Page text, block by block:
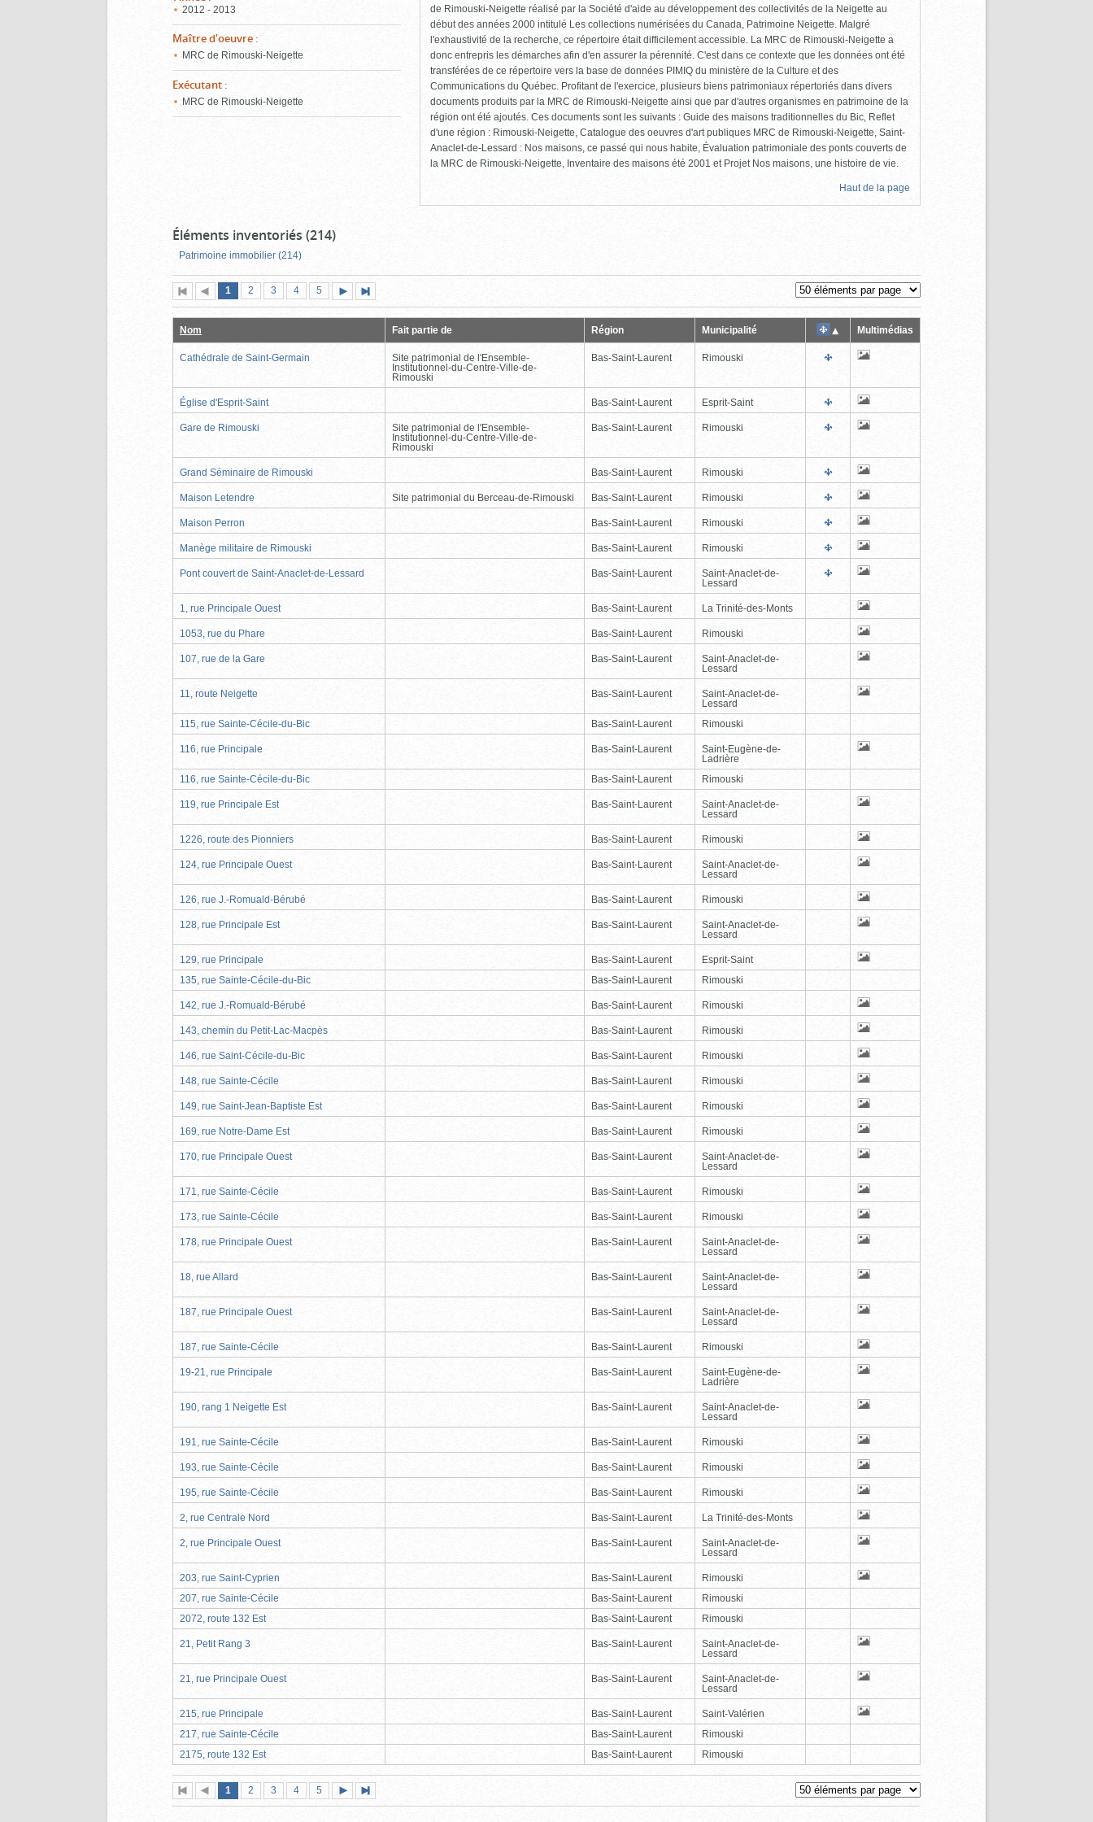
2012 - 2013
Maître d'oeuvre :
MRC de Rimouski-Neigette
Exécutant :
MRC de Rimouski-Neigette
de Rimouski-Neigette réalisé par la Société d'aide au développement des collectivités de la Neigette au
début des années 2000 intitulé Les collections numérisées du Canada, Patrimoine Neigette. Malgré
l'exhaustivité de la recherche, ce répertoire était difficilement accessible. La MRC de Rimouski-Neigette a
donc entrepris les démarches afin d'en assurer la pérennité. C'est dans ce contexte que les données ont été
transférées de ce répertoire vers la base de données PIMIQ du ministère de la Culture et des
Communications du Québec. Profitant de l'exercice, plusieurs biens patrimoniaux répertoriés dans divers
documents produits par la MRC de Rimouski-Neigette ainsi que par d'autres organismes en patrimoine de la
région ont été ajoutés. Ces documents sont les suivants : Guide des maisons traditionnelles du Bic, Reflet
d'une région : Rimouski-Neigette, Catalogue des oeuvres d'art publiques MRC de Rimouski-Neigette, Saint-
Anaclet-de-Lessard : Nos maisons, ce passé qui nous habite, Évaluation patrimoniale des ponts couverts de
la MRC de Rimouski-Neigette, Inventaire des maisons été 2001 et Projet Nos maisons, une histoire de vie.
Haut de la page
Éléments inventoriés (214)
Patrimoine immobilier (214)
Première
page
Page
précédente
Page
1 (page
actuelle)
Page
2 Page
3 Page
4 Page
5
suivante
page
Nom Fait partie de Région Municipalité Multimédias
Cathédrale de Saint-Germain
Site patrimonial de l'Ensemble-
Institutionnel-du-Centre-Ville-de-
Rimouski
Bas-Saint-Laurent Rimouski
Église d'Esprit-Saint Bas-Saint-Laurent Esprit-Saint
Gare de Rimouski
Site patrimonial de l'Ensemble-
Institutionnel-du-Centre-Ville-de-
Rimouski
Bas-Saint-Laurent Rimouski
Grand Séminaire de Rimouski Bas-Saint-Laurent Rimouski
Maison Letendre Site patrimonial du Berceau-de-Rimouski Bas-Saint-Laurent Rimouski
Maison Perron Bas-Saint-Laurent Rimouski
Manège militaire de Rimouski Bas-Saint-Laurent Rimouski
Pont couvert de Saint-Anaclet-de-Lessard Bas-Saint-Laurent
Saint-Anaclet-de-
Lessard
1, rue Principale Ouest Bas-Saint-Laurent La Trinité-des-Monts
1053, rue du Phare Bas-Saint-Laurent Rimouski
107, rue de la Gare Bas-Saint-Laurent
Saint-Anaclet-de-
Lessard
11, route Neigette Bas-Saint-Laurent
Saint-Anaclet-de-
Lessard
115, rue Sainte-Cécile-du-Bic
Bas-Saint-Laurent Rimouski
116, rue Principale Bas-Saint-Laurent
Saint-Eugène-de-
Ladrière
116, rue Sainte-Cécile-du-Bic
Bas-Saint-Laurent Rimouski
119, rue Principale Est Bas-Saint-Laurent
Saint-Anaclet-de-
Lessard
1226, route des Pionniers Bas-Saint-Laurent Rimouski
124, rue Principale Ouest Bas-Saint-Laurent
Saint-Anaclet-de-
Lessard
126, rue J.-Romuald-Bérubé Bas-Saint-Laurent Rimouski
128, rue Principale Est Bas-Saint-Laurent
Saint-Anaclet-de-
Lessard
129, rue Principale Bas-Saint-Laurent
Esprit-Saint
135, rue Sainte-Cécile-du-Bic
Bas-Saint-Laurent Rimouski
142, rue J.-Romuald-Bérubé Bas-Saint-Laurent Rimouski
143, chemin du Petit-Lac-Macpès Bas-Saint-Laurent Rimouski
146, rue Saint-Cécile-du-Bic Bas-Saint-Laurent Rimouski
148, rue Sainte-Cécile Bas-Saint-Laurent Rimouski
149, rue Saint-Jean-Baptiste Est Bas-Saint-Laurent Rimouski
169, rue Notre-Dame Est Bas-Saint-Laurent Rimouski
170, rue Principale Ouest Bas-Saint-Laurent
Saint-Anaclet-de-
Lessard
171, rue Sainte-Cécile Bas-Saint-Laurent Rimouski
173, rue Sainte-Cécile Bas-Saint-Laurent Rimouski
178, rue Principale Ouest Bas-Saint-Laurent
Saint-Anaclet-de-
Lessard
18, rue Allard Bas-Saint-Laurent
Saint-Anaclet-de-
Lessard
187, rue Principale Ouest Bas-Saint-Laurent
Saint-Anaclet-de-
Lessard
187, rue Sainte-Cécile Bas-Saint-Laurent Rimouski
19-21, rue Principale Bas-Saint-Laurent
Saint-Eugène-de-
Ladrière
190, rang 1 Neigette Est Bas-Saint-Laurent
Saint-Anaclet-de-
Lessard
191, rue Sainte-Cécile Bas-Saint-Laurent Rimouski
193, rue Sainte-Cécile Bas-Saint-Laurent Rimouski
195, rue Sainte-Cécile Bas-Saint-Laurent Rimouski
2, rue Centrale Nord Bas-Saint-Laurent La Trinité-des-Monts
2, rue Principale Ouest Bas-Saint-Laurent
Saint-Anaclet-de-
Lessard
203, rue Saint-Cyprien Bas-Saint-Laurent
Rimouski
207, rue Sainte-Cécile
Bas-Saint-Laurent
Rimouski
2072, route 132 Est
Bas-Saint-Laurent Rimouski
21, Petit Rang 3 Bas-Saint-Laurent
Saint-Anaclet-de-
Lessard
21, rue Principale Ouest Bas-Saint-Laurent
Saint-Anaclet-de-
Lessard
215, rue Principale Bas-Saint-Laurent
Saint-Valérien
217, rue Sainte-Cécile
Bas-Saint-Laurent
Rimouski
2175, route 132 Est
Bas-Saint-Laurent Rimouski
Première
page
Page
précédente
Page
1 (page
actuelle)
Page
2 Page
3 Page
4 Page
5
suivante
page